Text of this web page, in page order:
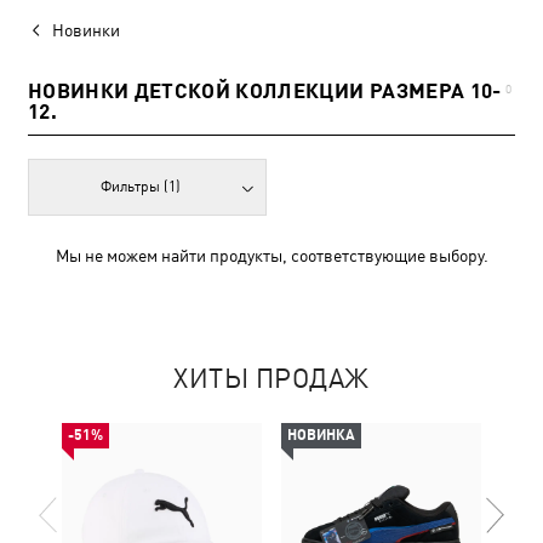
Новинки
НОВИНКИ ДЕТСКОЙ КОЛЛЕКЦИИ РАЗМЕРА 10-
12.
0
Фильтры (1)
Мы не можем найти продукты, соответствующие выбору.
ХИТЫ ПРОДАЖ
-51% НОВИНКА